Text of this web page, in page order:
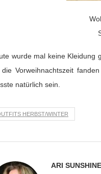
wurde mal keine Kleidung
Vorweihnachtszeit
natürlich sein.
HERBST/WINTER
ARI SUNSHINE